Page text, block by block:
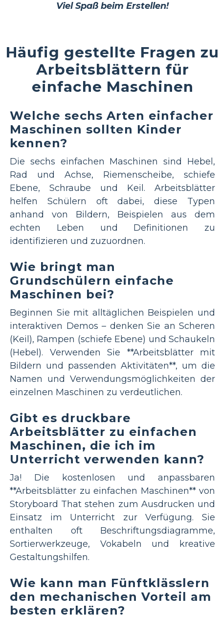
Viel Spaß beim Erstellen!
Häufig gestellte Fragen zu
Arbeitsblättern für
einfache Maschinen
Welche sechs Arten einfacher
Maschinen sollten Kinder
kennen?
Die sechs einfachen Maschinen sind Hebel,
Rad und Achse, Riemenscheibe, schiefe
Ebene, Schraube und Keil. Arbeitsblätter
helfen Schülern oft dabei, diese Typen
anhand von Bildern, Beispielen aus dem
echten Leben und Definitionen zu
identifizieren und zuzuordnen.
Wie bringt man
Grundschülern einfache
Maschinen bei?
Beginnen Sie mit alltäglichen Beispielen und
interaktiven Demos – denken Sie an Scheren
(Keil), Rampen (schiefe Ebene) und Schaukeln
(Hebel). Verwenden Sie **Arbeitsblätter mit
Bildern und passenden Aktivitäten**, um die
Namen und Verwendungsmöglichkeiten der
einzelnen Maschinen zu verdeutlichen.
Gibt es druckbare
Arbeitsblätter zu einfachen
Maschinen, die ich im
Unterricht verwenden kann?
Ja! Die kostenlosen und anpassbaren
**Arbeitsblätter zu einfachen Maschinen** von
Storyboard That stehen zum Ausdrucken und
Einsatz im Unterricht zur Verfügung. Sie
enthalten oft Beschriftungsdiagramme,
Sortierwerkzeuge, Vokabeln und kreative
Gestaltungshilfen.
Wie kann man Fünftklässlern
den mechanischen Vorteil am
besten erklären?